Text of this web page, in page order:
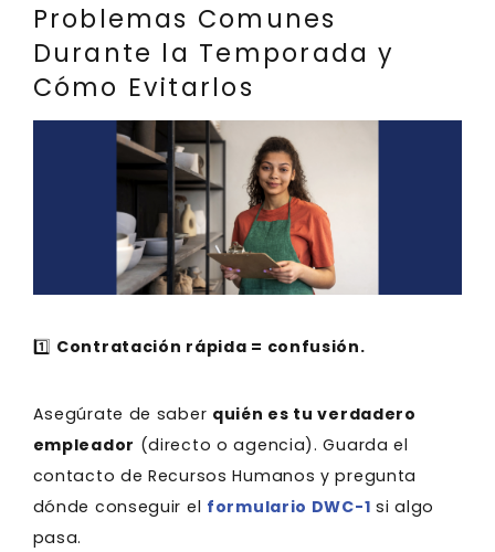
Problemas Comunes
Durante la Temporada y
Cómo Evitarlos
1️⃣ Contratación rápida = confusión.
Asegúrate de saber quién es tu verdadero
empleador (directo o agencia). Guarda el
contacto de Recursos Humanos y pregunta
dónde conseguir el formulario DWC-1 si algo
pasa.